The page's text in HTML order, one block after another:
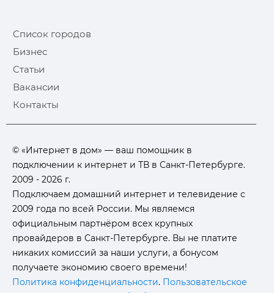
Список городов
Бизнес
Статьи
Вакансии
Контакты
© «Интернет в дом» — ваш помощник в
подключении к интернет и ТВ в Санкт-Петербурге.
2009 - 2026 г.
Подключаем домашний интернет и телевидение с
2009 года по всей России. Мы являемся
официальным партнёром всех крупных
провайдеров в Санкт-Петербурге. Вы не платите
никаких комиссий за наши услуги, а бонусом
получаете экономию своего времени!
Политика конфиденциальности. Пользовательское